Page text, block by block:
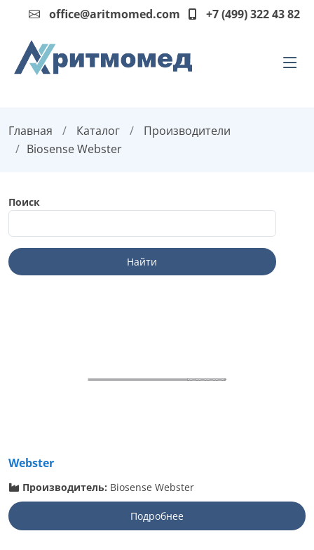
office@aritmomed.com +7 (499) 322 43 82
Главная Каталог
Производители
Biosense Webster
Поиск
Webster
Производитель: Biosense Webster
Подробнее